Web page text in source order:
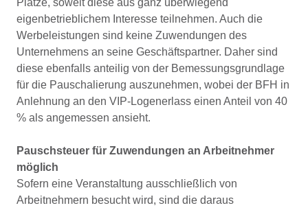
Plätze, soweit diese aus ganz überwiegend
eigenbetrieblichem Interesse teilnehmen. Auch die
Werbeleistungen sind keine Zuwendungen des
Unternehmens an seine Geschäftspartner. Daher sind
diese ebenfalls anteilig von der Bemessungsgrundlage
für die Pauschalierung auszunehmen, wobei der BFH in
Anlehnung an den VIP-Logenerlass einen Anteil von 40
% als angemessen ansieht.
Pauschsteuer für Zuwendungen an Arbeitnehmer
möglich
Sofern eine Veranstaltung ausschließlich von
Arbeitnehmern besucht wird, sind die daraus